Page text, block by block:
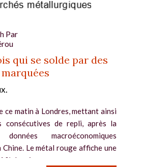
Par
qui se solde par des
ce matin à Londres, mettant ainsi
consécutives de repli, après la
macroéconomiques
Le métal rouge affiche une
depuis...